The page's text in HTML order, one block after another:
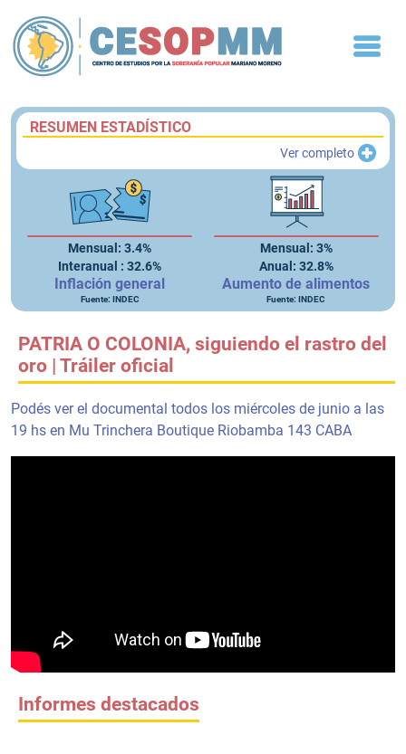
RESUMEN ESTADÍSTICO
Ver completo
Mensual: 3.4%
Interanual : 32.6%
Inflación general
Fuente: INDEC
Mensual: 3%
Anual: 32.8%
Aumento de alimentos
Fuente: INDEC
PATRIA O COLONIA, siguiendo el rastro del
oro | Tráiler oficial
Podés ver el documental todos los miércoles de junio a las
19 hs en Mu Trinchera Boutique Riobamba 143 CABA
Informes destacados